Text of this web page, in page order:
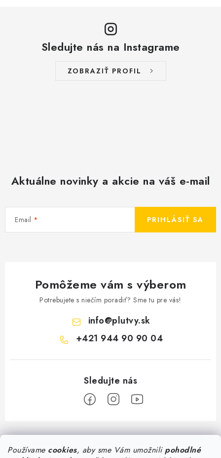
Používame cookies, aby sme Vám umožnilipohodlné
Sledujte nás na Instagrame
ZOBRAZIŤ PROFIL
Aktuálne novinky a akcie na váš e-mail
Email PRIHLÁSIŤ SA
Pomôžeme vám s výberom
Potrebujete s niečím poradiť? Sme tu pre vás!
info@plutvy.sk
+421 944 90 90 04
Z
á
Predajňa Plutvy.sk